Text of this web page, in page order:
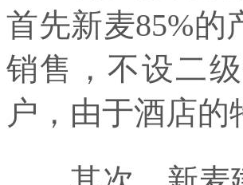
首先新麦85%的
销售，不设二
户，由于酒店